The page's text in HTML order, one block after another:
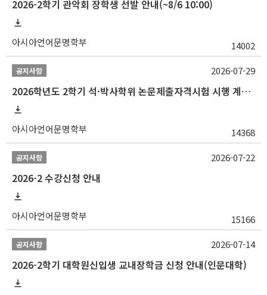
2026-2학기 관악회 장학생 선발 안내(~8/6 10:00)
아시아언어문명학부 14002
공지사항
2026학년도 2학기 석·박사학위 논문제출자격시험 시행 계획 공고
아시아언어문명학부 14368
2026-07-29
공지사항
2026-2 수강신청 안내
아시아언어문명학부 15166
2026-07-22
공지사항
2026-2학기 대학원신입생 교내장학금 신청 안내(인문대학)
2026-07-14